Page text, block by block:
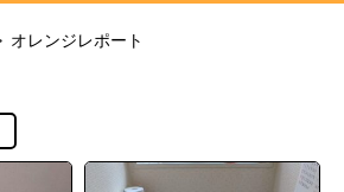
オレンジレポート